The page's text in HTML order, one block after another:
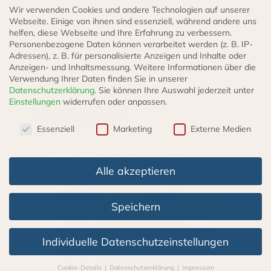
D: 6,0 mm Bördel E
Cohline
Wir verwenden Cookies und andere Technologien auf unserer
Webseite. Einige von ihnen sind essenziell, während andere uns
helfen, diese Webseite und Ihre Erfahrung zu verbessern.
Personenbezogene Daten können verarbeitet werden (z. B. IP-
Adressen), z. B. für personalisierte Anzeigen und Inhalte oder
Anzeigen- und Inhaltsmessung. Weitere Informationen über die
Verwendung Ihrer Daten finden Sie in unserer
Datenschutzerklärung. Sie können Ihre Auswahl jederzeit unter
Einstellungen widerrufen oder anpassen.
Essenziell Marketing Externe Medien
Alle akzeptieren
Speichern
Individuelle Datenschutzeinstellungen
Cookie-Details Datenschutzerklärung Impressum